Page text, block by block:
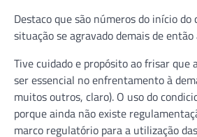
Destaco que são números do início do
situação se agravado demais de
Tive cuidado e propósito ao frisar que
ser essencial no enfrentamento à
muitos outros, claro). O uso do
porque ainda não existe
marco regulatório para a utilização